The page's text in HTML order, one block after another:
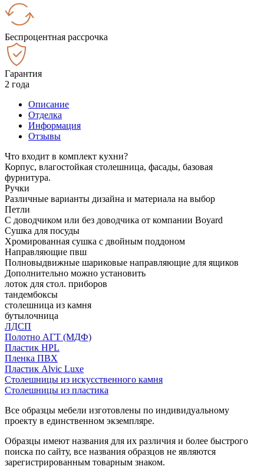
Беспроцентная рассрочка
Гарантия
2 года
Описание
Отделка
Информация
Отзывы
Что входит в комплект кухни?
Корпус, влагостойкая столешница, фасады, базовая
фурнитура.
Ручки
Различные варианты дизайна и материала на выбор
Петли
С доводчиком или без доводчика от компании Boyard
Сушка для посуды
Хромированная сушка с двойным поддоном
Направляющие пвш
Полновыдвижные шариковые направляющие для ящиков
Дополнительно можно установить
лоток для стол. приборов
тандембоксы
столешница из камня
бутылочница
ЛДСП
Полотно АГТ (МДФ)
Пластик HPL
Пленка ПВХ
Пластик Alvic Luxe
Столешницы из искусственного камня
Столешницы из пластика
Все образцы мебели изготовлены по индивидуальному
проекту в единственном экземпляре.
Образцы имеют названия для их различия и более быстрого
поиска по сайту, все названия образцов не являются
зарегистрированным товарным знаком.